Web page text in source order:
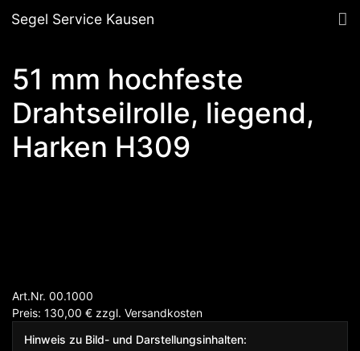
Segel Service Kausen
51 mm hochfeste
Drahtseilrolle, liegend,
Harken H309
Art.Nr. 00.1000
Preis: 130,00 € zzgl. Versandkosten
Hinweis zu Bild- und Darstellungsinhalten: